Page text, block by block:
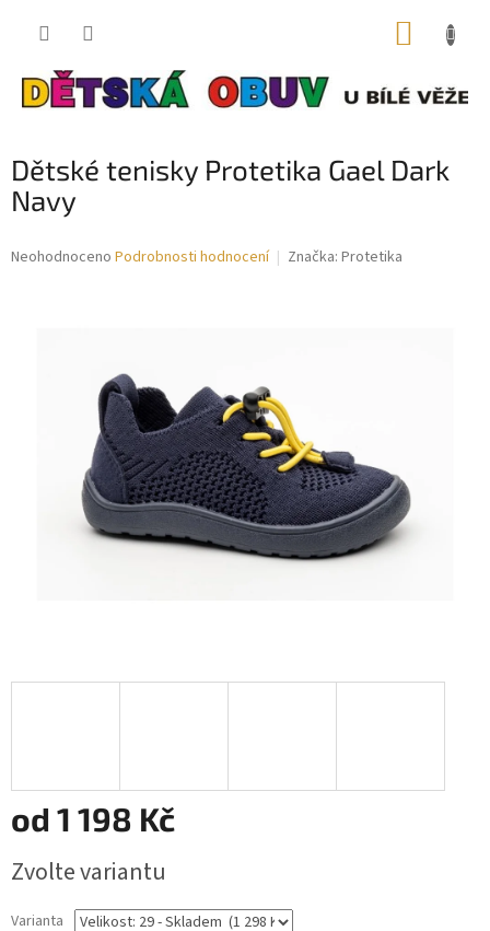
Dětské tenisky Protetika Gael Dark
Navy
Průměrné
Neohodnoceno Podrobnosti hodnocení Značka: Protetika
od 1 198 Kč
cena:
Zvolte variantu
Varianta